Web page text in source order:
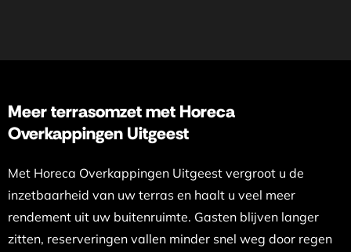
Meer terrasomzet met Horeca
Overkappingen Uitgeest
Met Horeca Overkappingen Uitgeest vergroot u de
inzetbaarheid van uw terras en haalt u veel meer
rendement uit uw buitenruimte. Gasten blijven langer
zitten, reserveringen vallen minder snel weg door regen